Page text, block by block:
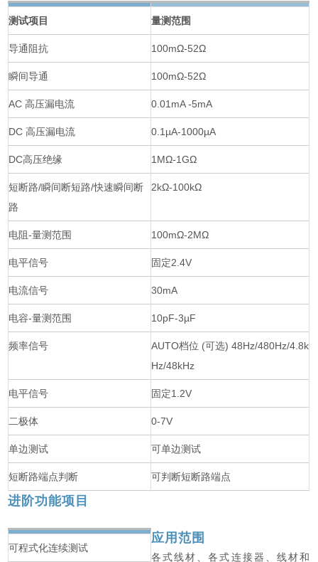
测试项目 量测范围
导通阻抗 100mΩ-52Ω
瞬间导通 100mΩ-52Ω
AC 高压漏电流 0.01mA -5mA
DC 高压漏电流 0.1µA-1000µA
DC高压绝缘 1MΩ-1GΩ
短断路/瞬间断短路/快速瞬间断
路
2kΩ-100kΩ
电阻-量测范围 100mΩ-2MΩ
电平信号 固定2.4V
电流信号 30mA
电容-量测范围 10pF-3µF
频率信号
AUTO档位 (可选) 48Hz/480Hz/4.8k
Hz/48kHz
电平信号 固定1.2V
二极体 0-7V
单边测试 可单边测试
短断路端点判断 可判断短断路端点
进阶功能项目
可程式化连续测试
应用范围
各式线材、各式连接器、线材和